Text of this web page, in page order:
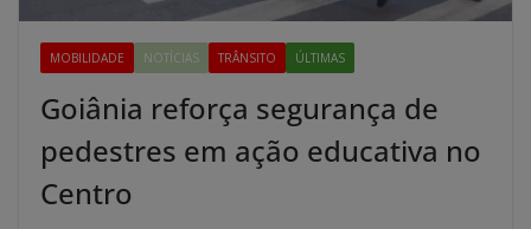
MOBILIDADE NOTÍCIAS TRÂNSITO ÚLTIMAS
Goiânia reforça segurança de
pedestres em ação educativa no
Centro